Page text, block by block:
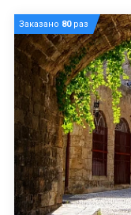
Заказано 80раз